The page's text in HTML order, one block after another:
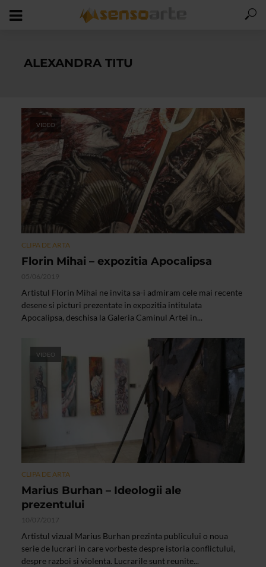
ALEXANDRA TITU
VIDEO
CLIPA DE ARTA
Florin Mihai – expozitia Apocalipsa
05/06/2019
Artistul Florin Mihai ne invita sa-i admiram cele mai recente
desene si picturi prezentate in expozitia intitulata
Apocalipsa, deschisa la Galeria Caminul Artei in...
VIDEO
CLIPA DE ARTA
Marius Burhan – Ideologii ale
prezentului
10/07/2017
Artistul vizual Marius Burhan prezinta publicului o noua
serie de lucrari in care vorbeste despre istoria conflictului,
despre razboi si violenta. Lucrarile sunt reunite...